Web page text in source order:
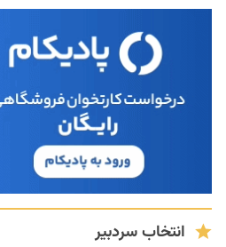
انتخاب سردبیر